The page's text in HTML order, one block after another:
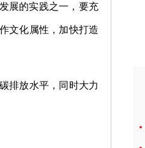
展的实践之一，要充
文化属性，加快打造
排放水平，同时大力